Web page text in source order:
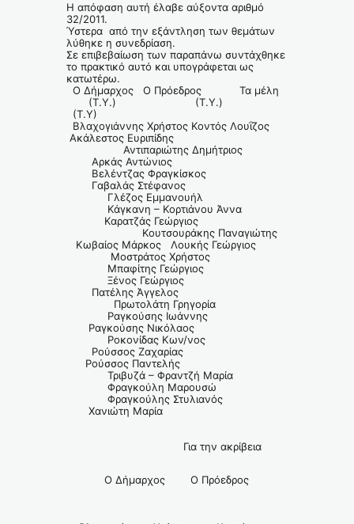
Η απόφαση αυτή έλαβε αύξοντα αριθμό
32/2011.
Ύστερα από την εξάντληση των θεμάτων
λύθηκε η συνεδρίαση.
Σε επιβεβαίωση των παραπάνω συντάχθηκε
το πρακτικό αυτό και υπογράφεται ως
κατωτέρω.
Ο Δήμαρχος Ο Πρόεδρος Τα μέλη
(Τ.Υ.) (Τ.Υ.)
(Τ.Υ)
Βλαχογιάννης Χρήστος Κοντός Λουΐζος
Ακάλεστος Ευριπίδης
Αντιπαριώτης Δημήτριος
Αρκάς Αντώνιος
Βελέντζας Φραγκίσκος
Γαβαλάς Στέφανος
Γλέζος Εμμανουήλ
Κάγκανη – Κορτιάνου Άννα
Καρατζάς Γεώργιος
Κουτσουράκης Παναγιώτης
Κωβαίος Μάρκος Λουκής Γεώργιος
Μοστράτος Χρήστος
Μπαφίτης Γεώργιος
Ξένος Γεώργιος
Πατέλης Άγγελος
Πρωτολάτη Γρηγορία
Ραγκούσης Ιωάννης
Ραγκούσης Νικόλαος
Ροκονίδας Κων/νος
Ρούσσος Ζαχαρίας
Ρούσσος Παντελής
Τριβυζά – Φραντζή Μαρία
Φραγκούλη Μαρουσώ
Φραγκούλης Στυλιανός
Χανιώτη Μαρία
Για την ακρίβεια
Ο Δήμαρχος Ο Πρόεδρος